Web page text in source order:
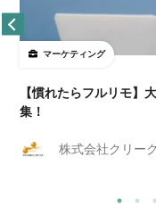
マーケティング
【慣れたらフルリモ】
集！
株式会社クリー